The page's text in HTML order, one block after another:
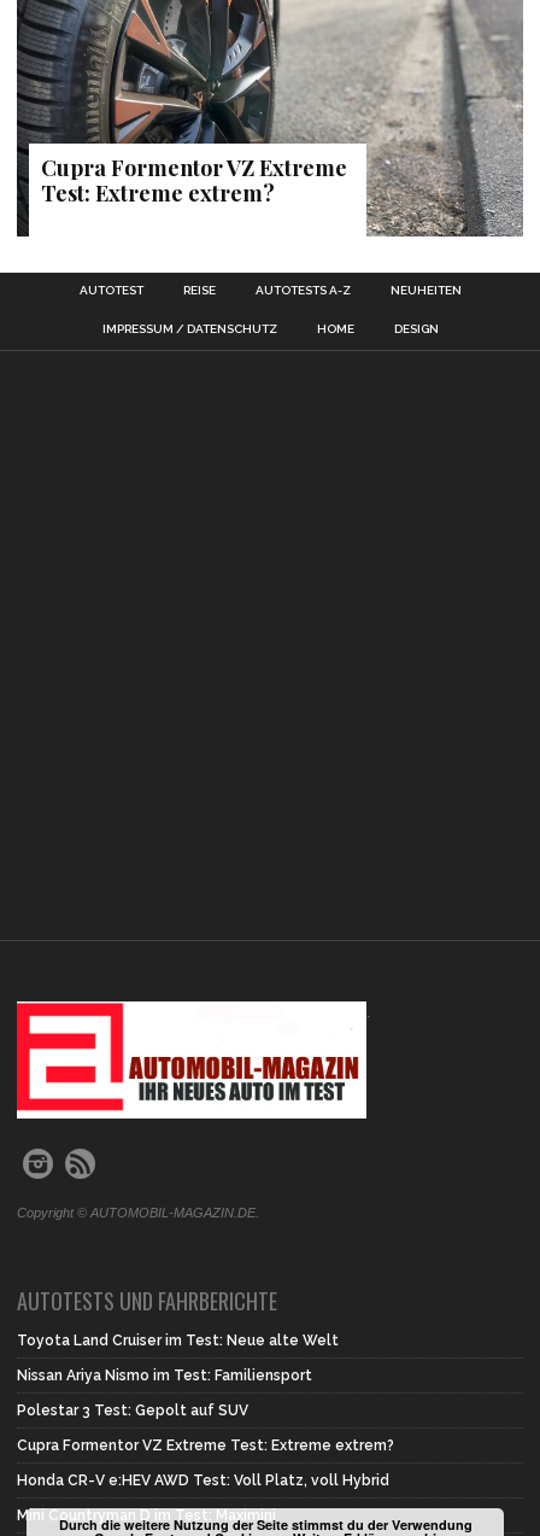
Cupra Formentor VZ Extreme
Test: Extreme extrem?
AUTOTEST REISE AUTOTESTS A-Z NEUHEITEN
IMPRESSUM / DATENSCHUTZ HOME DESIGN
.
Copyright © AUTOMOBIL-MAGAZIN.DE.
AUTOTESTS UND FAHRBERICHTE
Toyota Land Cruiser im Test: Neue alte Welt
Nissan Ariya Nismo im Test: Familiensport
Polestar 3 Test: Gepolt auf SUV
Cupra Formentor VZ Extreme Test: Extreme extrem?
Honda CR-V e:HEV AWD Test: Voll Platz, voll Hybrid
Mini Countryman D im Test: Maximini
Durch die weitere Nutzung der Seite stimmst du der Verwendung